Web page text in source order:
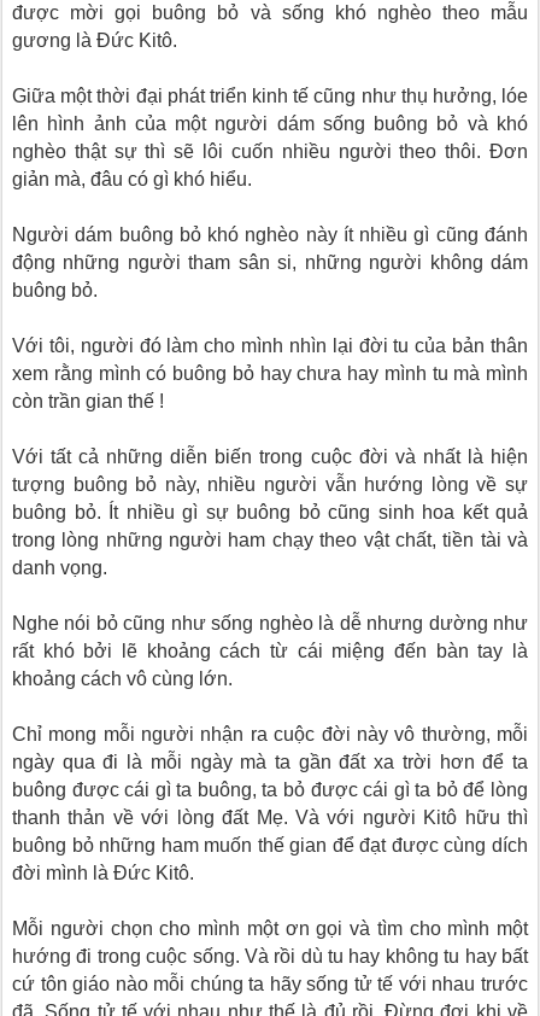
được mời gọi buông bỏ và sống khó nghèo theo mẫu
gương là Đức Kitô.
Giữa một thời đại phát triển kinh tế cũng như thụ hưởng, lóe
lên hình ảnh của một người dám sống buông bỏ và khó
nghèo thật sự thì sẽ lôi cuốn nhiều người theo thôi. Đơn
giản mà, đâu có gì khó hiểu.
Người dám buông bỏ khó nghèo này ít nhiều gì cũng đánh
động những người tham sân si, những người không dám
buông bỏ.
Với tôi, người đó làm cho mình nhìn lại đời tu của bản thân
xem rằng mình có buông bỏ hay chưa hay mình tu mà mình
còn trần gian thế !
Với tất cả những diễn biến trong cuộc đời và nhất là hiện
tượng buông bỏ này, nhiều người vẫn hướng lòng về sự
buông bỏ. Ít nhiều gì sự buông bỏ cũng sinh hoa kết quả
trong lòng những người ham chạy theo vật chất, tiền tài và
danh vọng.
Nghe nói bỏ cũng như sống nghèo là dễ nhưng dường như
rất khó bởi lẽ khoảng cách từ cái miệng đến bàn tay là
khoảng cách vô cùng lớn.
Chỉ mong mỗi người nhận ra cuộc đời này vô thường, mỗi
ngày qua đi là mỗi ngày mà ta gần đất xa trời hơn để ta
buông được cái gì ta buông, ta bỏ được cái gì ta bỏ để lòng
thanh thản về với lòng đất Mẹ. Và với người Kitô hữu thì
buông bỏ những ham muốn thế gian để đạt được cùng dích
đời mình là Đức Kitô.
Mỗi người chọn cho mình một ơn gọi và tìm cho mình một
hướng đi trong cuộc sống. Và rồi dù tu hay không tu hay bất
cứ tôn giáo nào mỗi chúng ta hãy sống tử tế với nhau trước
đã. Sống tử tế với nhau như thế là đủ rồi. Đừng đợi khi về